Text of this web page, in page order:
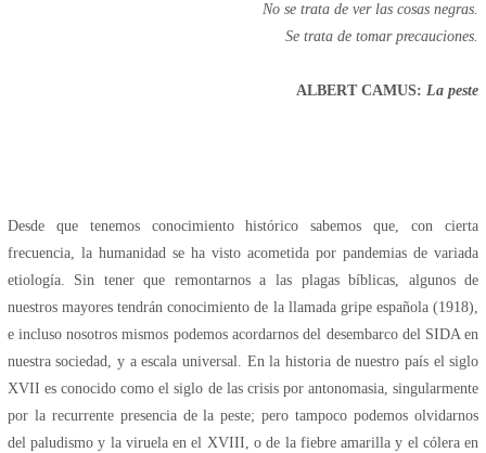
No se trata de ver las cosas negras.
Se trata de tomar precauciones.
ALBERT CAMUS:La peste
Desde que tenemos conocimiento histórico sabemos que, con cierta
frecuencia, la humanidad se ha visto acometida por pandemias de variada
etiología. Sin tener que remontarnos a las plagas bíblicas, algunos de
nuestros mayores tendrán conocimiento de la llamada gripe española (1918),
e incluso nosotros mismos podemos acordarnos del desembarco del SIDA en
nuestra sociedad, y a escala universal. En la historia de nuestro país el siglo
XVII es conocido como el siglo de las crisis por antonomasia, singularmente
por la recurrente presencia de la peste; pero tampoco podemos olvidarnos
del paludismo y la viruela en el XVIII, o de la fiebre amarilla y el cólera en